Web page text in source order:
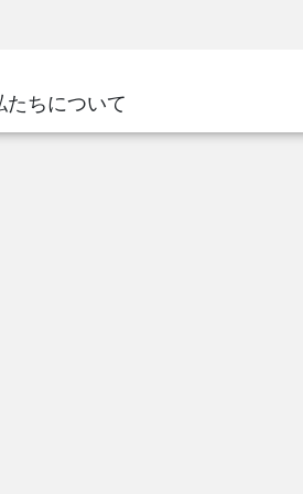
ー
たちについて